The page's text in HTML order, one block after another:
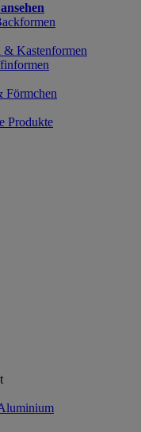
Kastenformen
Förmchen
Produkte